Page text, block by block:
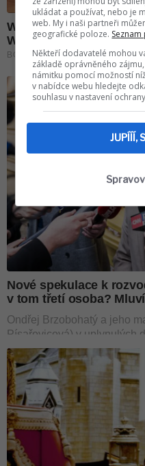
ukládat a používat, nebo je
web. My i naši partneři
geografické poloze.
Někteří dodavatelé mohou
základě oprávněného
námitku pomocí možností
v nabídce webu hledejte
souhlasu v nastavení
JUPÍÍÍ,